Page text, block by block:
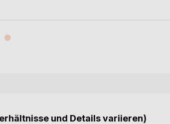
und Details variieren)